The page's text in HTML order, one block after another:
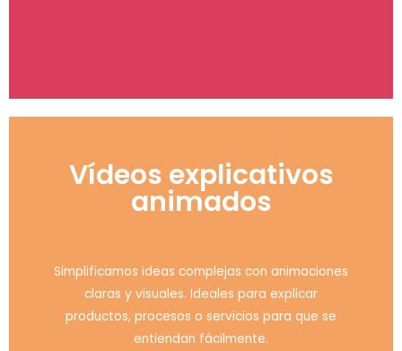
Vídeos explicativos
animados
Simplificamos ideas complejas con animaciones
claras y visuales. Ideales para explicar
productos, procesos o servicios para que se
entiendan fácilmente.